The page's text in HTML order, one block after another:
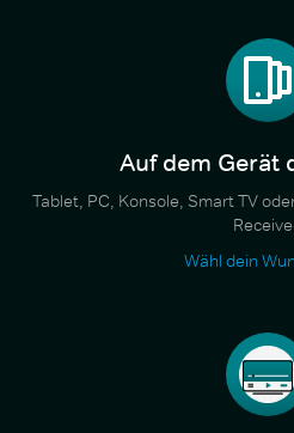
Auf dem Gerät
Tablet, PC, Konsole, Smart TV
Wähl dein